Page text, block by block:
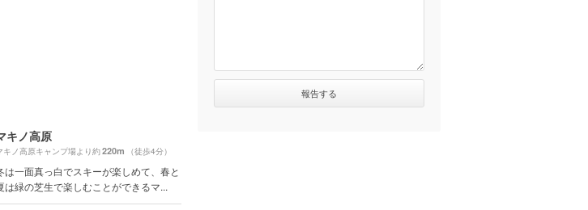
キノ高原
キノ高原キャンプ場より約220m （徒歩4分）
は一面真っ白でスキーが楽しめて、春と
は緑の芝生で楽しむことができるマ...